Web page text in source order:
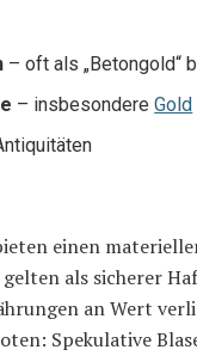
– oft als „Betongold“
– insbesondereGold
einen
als sicherer
an Wert
Spekulative